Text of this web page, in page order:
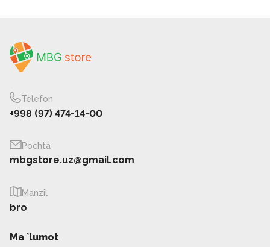
Telefon
+998 (97) 474-14-00
Pochta
mbgstore.uz@gmail.com
Manzil
bro
Ma `lumot